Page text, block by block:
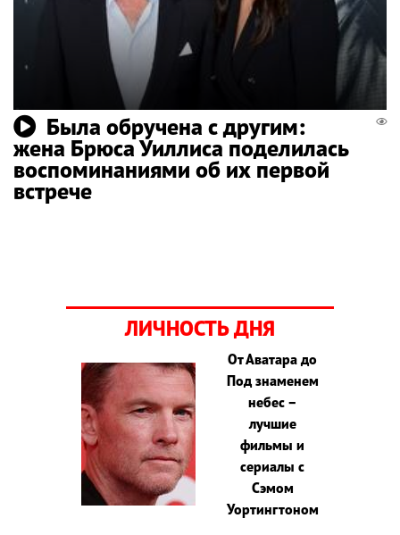
Была обручена с другим:
жена Брюса Уиллиса поделилась
воспоминаниями об их первой
встрече
ЛИЧНОСТЬ ДНЯ
От Аватара до
Под знаменем
небес –
лучшие
фильмы и
сериалы с
Сэмом
Уортингтоном